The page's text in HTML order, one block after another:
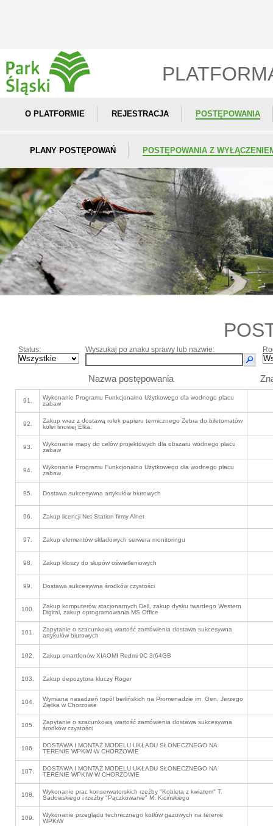
O PLATFORMIE REJESTRACJA POSTĘPOWANIA
PLANY POSTĘPOWAŃ POSTĘPOWANIA Z
Status: Wyszukaj po znaku sprawy lub nazwie:
Nazwa postępowania
91.
Wykonanie Programu Funkcjonalno Użytkowego dla wodnego placu
zabaw
92.
Zakup wraz z dostawą rolek papieru termicznego Zebra do biletomatów
kolei linowej Elka.
93.
Wykonanie mapy do celów projektowych dla obszaru wodnego placu
zabaw
94.
Wykonanie Programu Funkcjonalno Użytkowego dla wodnego placu
zabaw
95. Dostawa sukcesywna artykułów biurowych
96. Zakup licencji Net Station firmy Alnet
97. Zakup elementów składowych serwera monitoringu
98. Zakup kloszy do słupów oświetleniowych
99. Dostawa sukcesywna środków czystości
100.
Zakup komputerów stacjonarnych Dell, zakup dysku twardego Western
Digital, zakup oprogramowania MS Office
101.
Zapytanie o szacunkową wartość zamówienia dostawa sukcesywna
artykułów biurowych
102. Zakup smartfonów XIAOMI Redmi 9C 3/64GB
103. Zakup depozytora kluczy Roger
104.
Wymiana nasadzeń topól berlińskich na Promenadzie im. Gen. Jerzego
Ziętka w Chorzowie
105.
Zapytanie o szacunkową wartość zamówienia dostawa sukcesywna
środków czystości
106.
DOSTAWA I MONTAŻ MODELU UKŁADU SŁONECZNEGO NA
TERENIE WPKiW W CHORZOWIE
107.
DOSTAWA I MONTAŻ MODELU UKŁADU SŁONECZNEGO NA
TERENIE WPKIW W CHORZOWIE
108.
Wykonanie prac konserwatorskich rzeźby "Kobieta z kwiatem" T.
Sadowskiego i rzeźby "Pączkowanie" M. Kicińskiego
109.
Wykonanie przeglądu technicznego kotłów gazowych na terenie
WPKiW